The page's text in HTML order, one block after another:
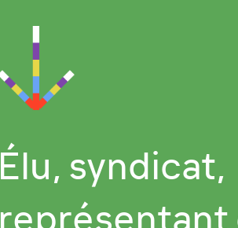
Élu, syndicat,
représentant